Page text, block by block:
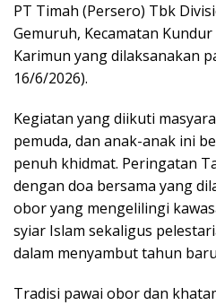
PT Timah (Persero) Tbk
Gemuruh, Kecamatan
Karimun yang dilaksanakan
16/6/2026).
Kegiatan yang diikuti
pemuda, dan anak-anak ini
penuh khidmat. Peringatan
dengan doa bersama yang
obor yang mengelilingi
syiar Islam sekaligus
dalam menyambut tahun
Tradisi pawai obor dan